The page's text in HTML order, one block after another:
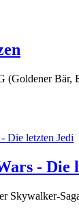
Bär,
- Die
Skywalker-